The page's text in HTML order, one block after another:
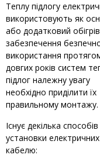
Теплу підлогу
використовують як
або додатковий
забезпечення
використання
довгих років систем
підлог належну увагу
необхідно приділити їх
правильному монтажу.
Існує декілька способів
установки
кабелю: